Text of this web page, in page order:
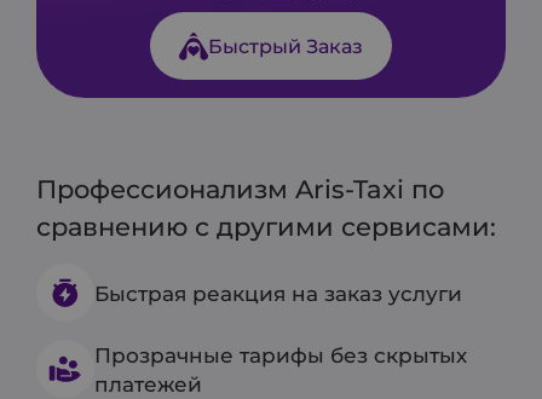
Быстрый Заказ
Профессионализм Aris-Taxi по
сравнению с другими сервисами:
Быстрая реакция на заказ услуги
Прозрачные тарифы без скрытых
платежей